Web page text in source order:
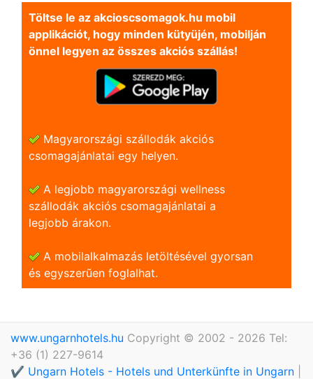
Töltse le az akcioscsomagok.hu mobil
applikációt, hogy minden kütyüjén, mobilján
önnel legyen az összes akciós szállás!
Magyarországi szállodák akciós
csomagajánlatai egy helyen.
A legjobb magyarországi wellness
szállodák akciós csomagajánlatai a
legjobb árakon.
A mobilalkalmazás letöltésével gyorsan
és egyszerũen foglalhat.
www.ungarnhotels.hu Copyright © 2002 - 2026 Tel:
+36 (1) 227-9614
✔️ Ungarn Hotels - Hotels und Unterkünfte in Ungarn